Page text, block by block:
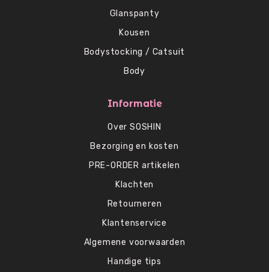
Glanspanty
Kousen
Bodystocking / Catsuit
Body
Informatie
Over SOSHIN
Bezorging en kosten
PRE-ORDER artikelen
Klachten
Retourneren
Klantenservice
Algemene voorwaarden
Handige tips